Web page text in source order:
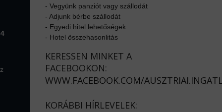
- Vegyünk panziót vagy szállodát
- Adjunk bérbe szállodát
- Egyedi hitel lehetőségek
- Hotel összehasonlitás
KERESSEN MINKET A
FACEBOOKON:
WWW.FACEBOOK.COM/
KORÁBBI HÍRLEVELEK: